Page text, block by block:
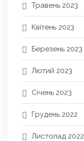
Травень 2023
Квітень 2023
Березень 2023
Лютий 2023
Січень 2023
Грудень 2022
Листопад 2022